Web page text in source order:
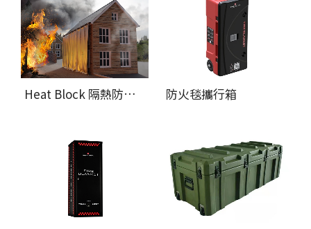
Heat Block 隔熱防火簾 防火毯攜行箱